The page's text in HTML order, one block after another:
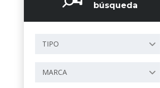
búsqueda
TIPO
MARCA